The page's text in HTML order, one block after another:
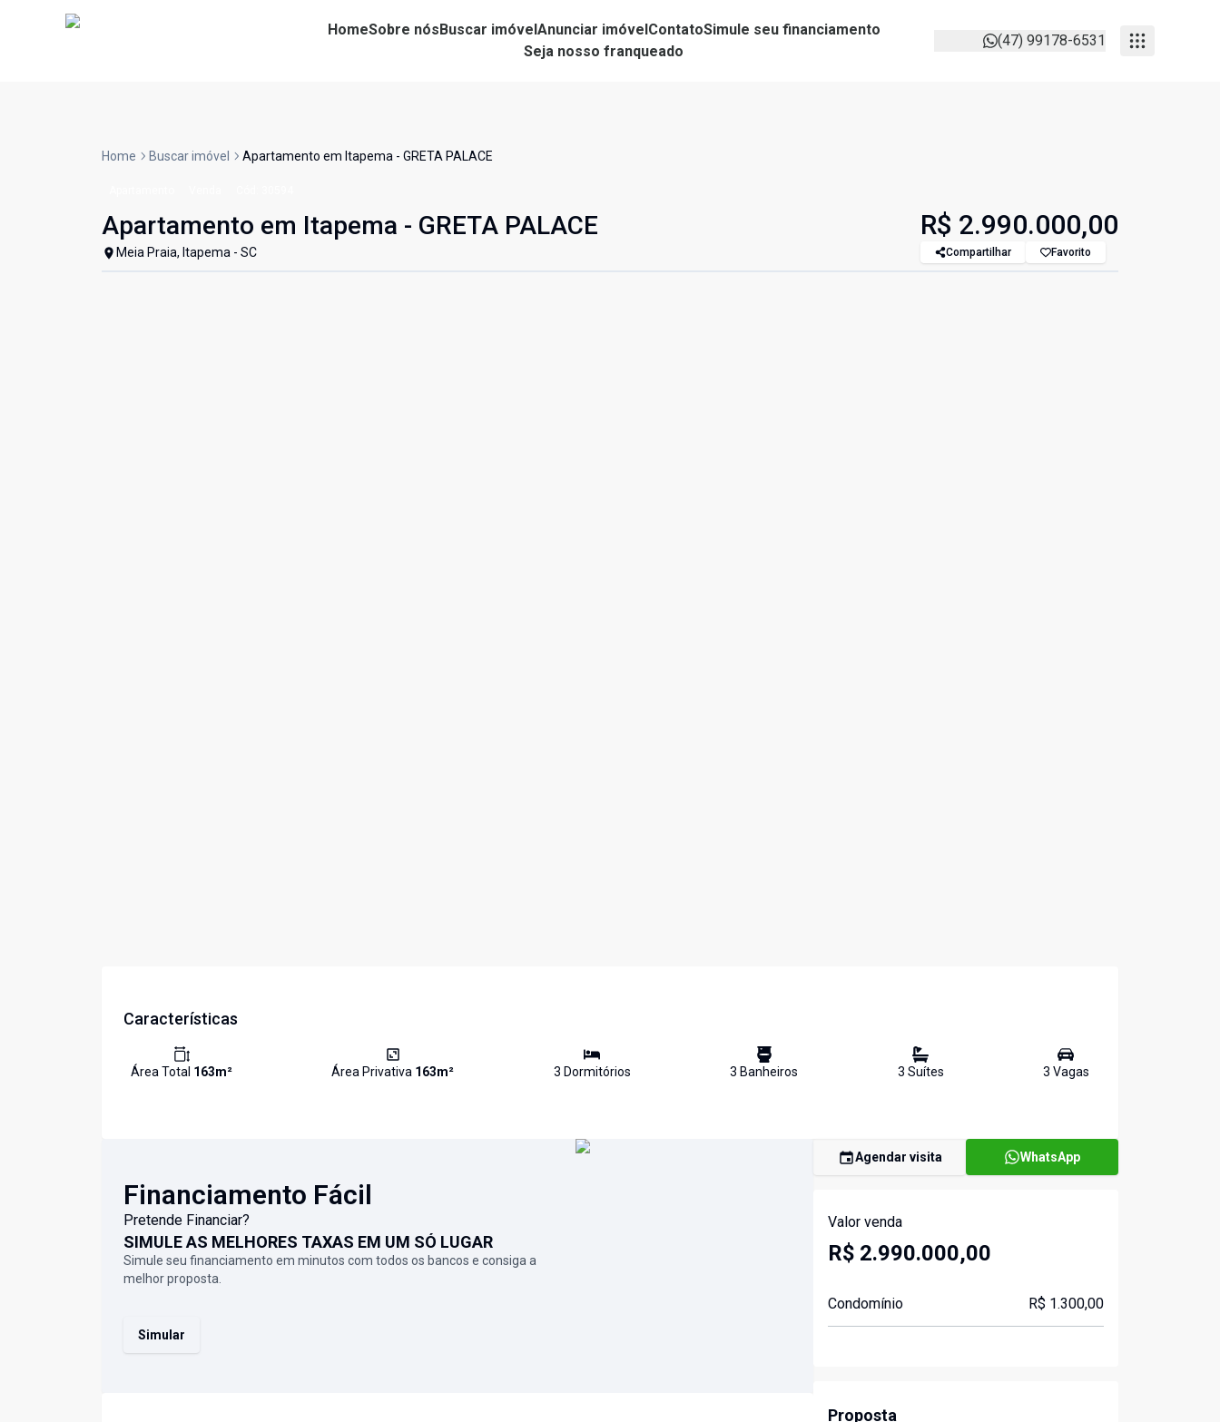
HomeSobre nósBuscar imóvelAnunciar imóvelContatoSimule seu financiamento
Seja nosso franqueado
(47) 99178-6531
Home Buscar imóvel Apartamento em Itapema - GRETA PALACE
Apartamento em Itapema - GRETA PALACE
Meia Praia, Itapema - SC
R$ 2.990.000,00
Compartilhar Favorito
Características
Área Total 163m² Área Privativa 163m² 3 Dormitórios 3 Banheiros 3 Suítes 3 Vagas
Financiamento Fácil
Pretende Financiar?
SIMULE AS MELHORES TAXAS EM UM SÓ LUGAR
Simule seu financiamento em minutos com todos os bancos e consiga a
melhor proposta.
Simular
Agendar visita WhatsApp
Valor venda
R$ 2.990.000,00
Condomínio R$ 1.300,00
Proposta